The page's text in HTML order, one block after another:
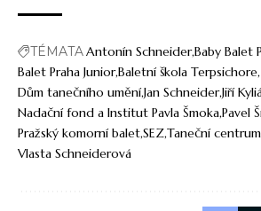
TÉMATAAntonín SchneiderBaby Balet
Balet Praha JuniorBaletní škola Terpsichore
Dům tanečního uměníJan SchneiderJiří
Nadační fond a Institut Pavla ŠmokaPavel
Pražský komorní baletSEZTaneční
Vlasta Schneiderová